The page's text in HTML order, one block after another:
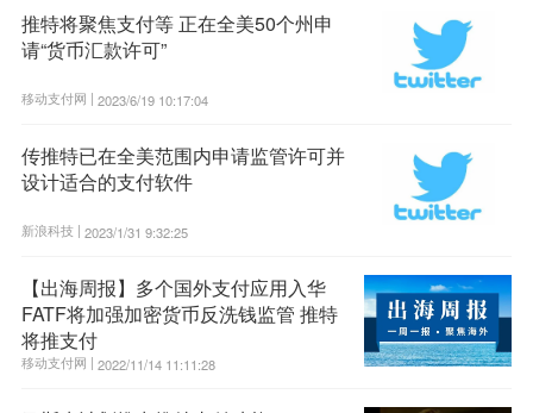
推特将聚焦支付等 正在全美50个州申
请“货币汇款许可”
移动支付网 | 2023/6/19 10:17:04
传推特已在全美范围内申请监管许可并
设计适合的支付软件
新浪科技 | 2023/1/31 9:32:25
【出海周报】多个国外支付应用入华
FATF将加强加密货币反洗钱监管 推特
将推支付
移动支付网 | 2022/11/14 11:11:28